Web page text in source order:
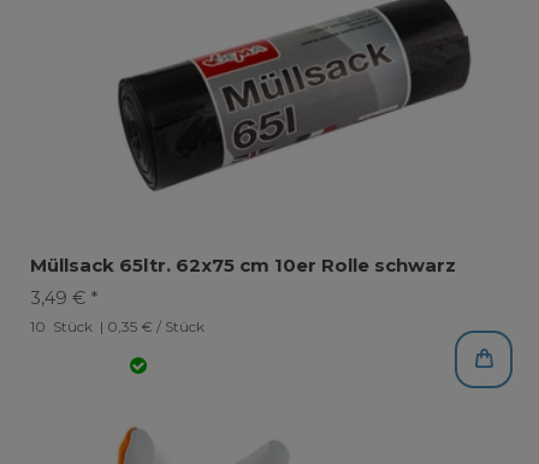
Müllsack 65ltr. 62x75 cm 10er Rolle schwarz
3,49 € *
10 Stück | 0,35 € / Stück